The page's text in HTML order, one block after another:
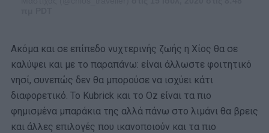
Ακόμα και σε επίπεδο νυχτερινής ζωής η Χίος θα σε
καλύψει και με το παραπάνω: είναι άλλωστε φοιτητικό
νησί, συνεπώς δεν θα μπορούσε να ισχύει κάτι
διαφορετικό. Το Kubrick και το Oz είναι τα πιο
φημισμένα μπαράκια της αλλά πάνω στο λιμάνι θα βρεις
και άλλες επιλογές που ικανοποιούν και τα πιο